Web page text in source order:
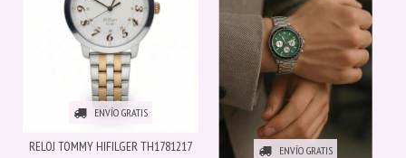
ENVÍO GRATIS
RELOJ TOMMY HIFILGER TH1781217 ENVÍO GRATIS